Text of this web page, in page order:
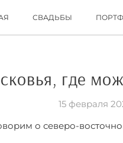
СВАДЬБЫ
где
15 февраля
о северо-